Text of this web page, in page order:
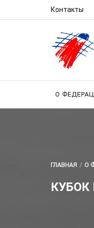
Контакты
О
ГЛАВНАЯ / О